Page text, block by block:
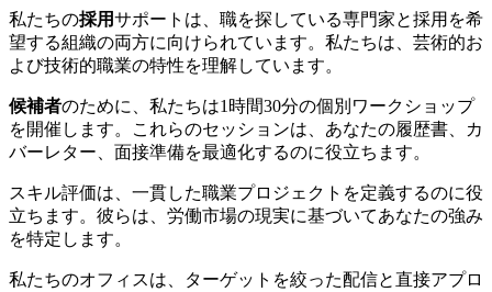
私たちの採用サポートは、職を探している専門家と採用を希
望する組織の両方に向けられています。私たちは、芸術的お
よび技術的職業の特性を理解しています。
候補者のために、私たちは1時間30分の個別ワークショップ
を開催します。これらのセッションは、あなたの履歴書、カ
バーレター、面接準備を最適化するのに役立ちます。
スキル評価は、一貫した職業プロジェクトを定義するのに役
立ちます。彼らは、労働市場の現実に基づいてあなたの強み
を特定します。
私たちのオフィスは、ターゲットを絞った配信と直接アプロ